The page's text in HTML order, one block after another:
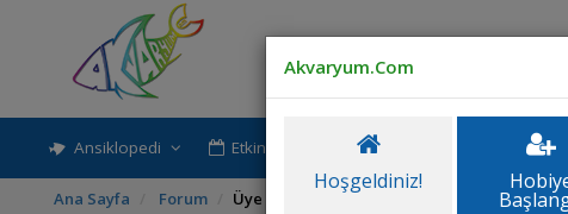
Ansiklopedi Etkinlik-Paylaşım
Ana Sayfa Forum Üye Profili
Akvaryum.Com
Hoşgeldiniz!